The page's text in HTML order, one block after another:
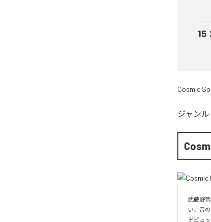
15
Cosmic
ジャンル
武蔵野
い、音
ドビュ